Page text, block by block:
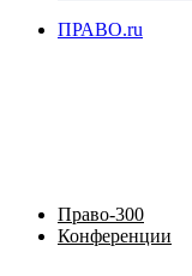
ПРАВО.ru
Право-300
Конференции